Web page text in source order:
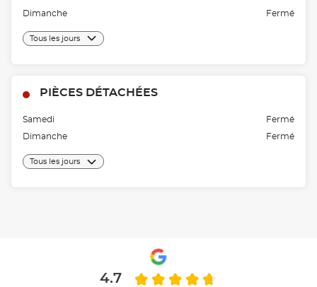
Dimanche
Fermé
Tous les jours
PIÈCES DÉTACHÉES
Samedi
Fermé
Dimanche
Fermé
Tous les jours
4.7